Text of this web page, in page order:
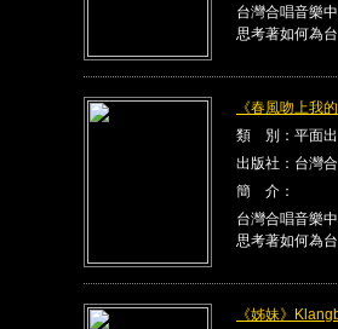
台灣合唱音樂
思考著如何為
《春風吻上我
類 別：平面
出版社：台灣
簡 介：
台灣合唱音樂
思考著如何為
《姊妹》